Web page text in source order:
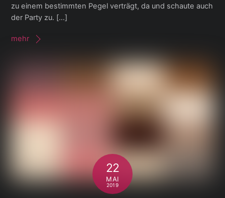
zu einem bestimmten Pegel verträgt, da und schaute auch
der Party zu. […]
mehr
22
MAI
2019